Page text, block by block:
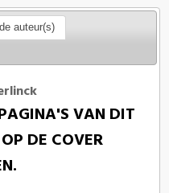
auteur(s)
VAN DIT
DE COVER